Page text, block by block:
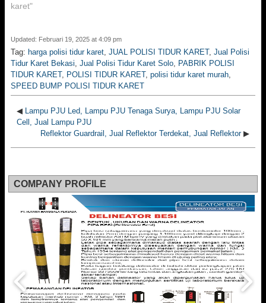
karet"
Updated: Februari 19, 2025 at 4:09 pm
Tag: harga polisi tidur karet, JUAL POLISI TIDUR KARET, Jual Polisi
Tidur Karet Bekasi, Jual Polisi Tidur Karet Solo, PABRIK POLISI
TIDUR KARET, POLISI TIDUR KARET, polisi tidur karet murah,
SPEED BUMP POLISI TIDUR KARET
◀ Lampu PJU Led, Lampu PJU Tenaga Surya, Lampu PJU Solar
Cell, Jual Lampu PJU
Reflektor Guardrail, Jual Reflektor Terdekat, Jual Reflektor▶
COMPANY PROFILE